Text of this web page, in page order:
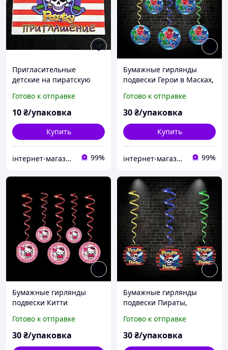
Пригласительные
детские на пиратскую
открытка приглашение
на детский день
рождения
Готово к отправке
10₴/упаковка
Купить
інтернет-магазин Теремок 99%
Бумажные гирлянды
подвески Герои в Масках,
для детского дня
рождения комплект 5 шт
Готово к отправке
30₴/упаковка
Купить
інтернет-магазин Теремок 99%
Бумажные гирлянды
подвески Китти
декор для детского дня
рождения комплект 5 шт
Готово к отправке
30₴/упаковка
Бумажные гирлянды
подвески Пираты,
декор для детского дня
рождения комплект 5 шт
Готово к отправке
30₴/упаковка